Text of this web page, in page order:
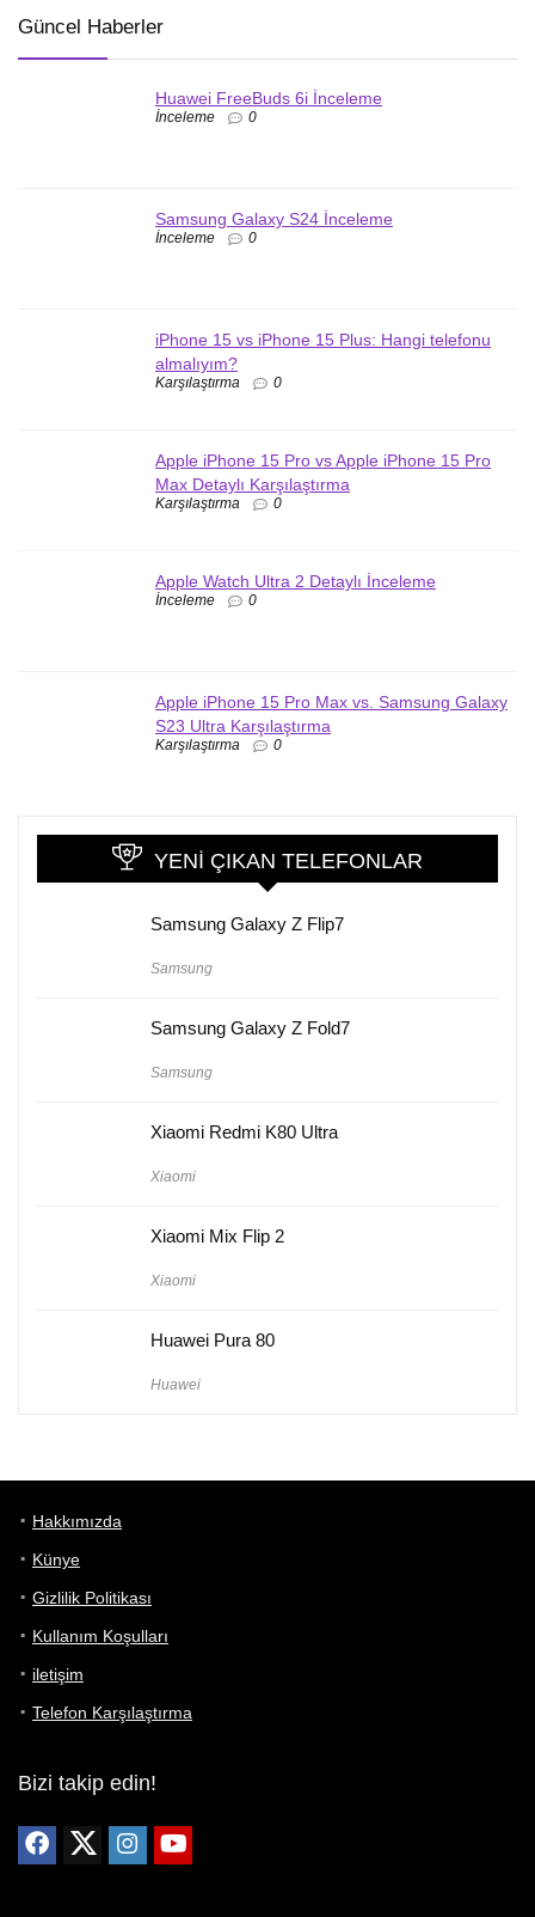
Güncel Haberler
Huawei FreeBuds 6i İnceleme
İnceleme 0
Samsung Galaxy S24 İnceleme
İnceleme 0
iPhone 15 vs iPhone 15 Plus: Hangi telefonu
almalıyım?
Karşılaştırma 0
Apple iPhone 15 Pro vs Apple iPhone 15 Pro
Max Detaylı Karşılaştırma
Karşılaştırma 0
Apple Watch Ultra 2 Detaylı İnceleme
İnceleme 0
Apple iPhone 15 Pro Max vs. Samsung Galaxy
S23 Ultra Karşılaştırma
Karşılaştırma 0
YENI ÇIKAN TELEFONLAR
Samsung Galaxy Z Flip7
Samsung
Samsung Galaxy Z Fold7
Samsung
Xiaomi Redmi K80 Ultra
Xiaomi
Xiaomi Mix Flip 2
Xiaomi
Huawei Pura 80
Huawei
Hakkımızda
Künye
Gizlilik Politikası
Kullanım Koşulları
iletişim
Telefon Karşılaştırma
Bizi takip edin!